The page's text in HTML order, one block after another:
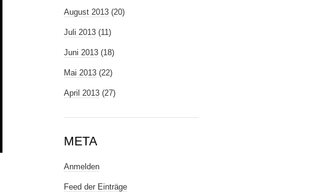
August 2013 (20)
Juli 2013 (11)
Juni 2013 (18)
Mai 2013 (22)
April 2013 (27)
META
Anmelden
Feed der Einträge